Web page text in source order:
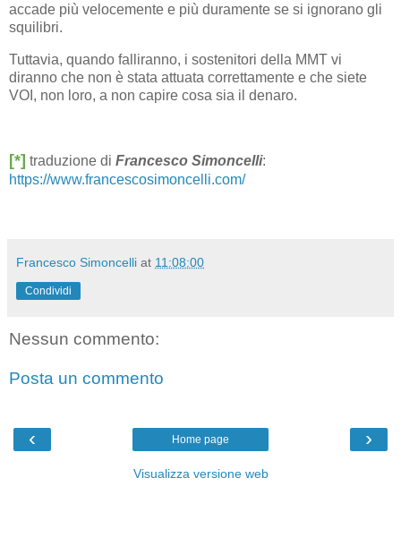
accade più velocemente e più duramente se si ignorano gli
squilibri.
Tuttavia, quando falliranno, i sostenitori della MMT vi
diranno che non è stata attuata correttamente e che siete
VOI, non loro, a non capire cosa sia il denaro.
[*] traduzione di Francesco Simoncelli:
https://www.francescosimoncelli.com/
Francesco Simoncelli at 11:08:00
Condividi
Nessun commento:
Posta un commento
‹ ›
Home page
Visualizza versione web